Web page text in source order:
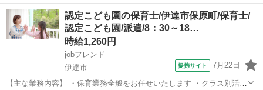
認定こども園の保育士/伊達市保原町/保育士/
認定こども園/派遣/8：30～18…
時給1,260円
jobフレンド
伊達市
提携サイト 7月22日
【主な業務内容】 ・保育業務全般をお任せいたします ・クラス別活動